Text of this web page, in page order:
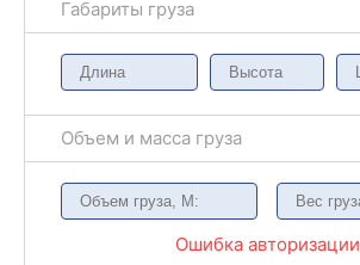
Габариты груза
Объем и масса груза
Ошибка авторизации